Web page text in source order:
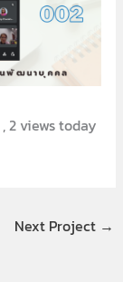
, 2 views today
Next Project →